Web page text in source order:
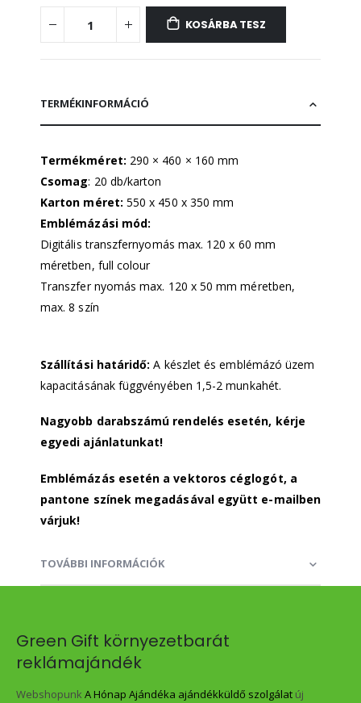
KOSÁRBA TESZ
TERMÉKINFORMÁCIÓ
Termékméret: 290 × 460 × 160 mm
Csomag: 20 db/karton
Karton méret: 550 x 450 x 350 mm
Emblémázási mód:
Digitális transzfernyomás max. 120 x 60 mm
méretben, full colour
Transzfer nyomás max. 120 x 50 mm méretben,
max. 8 szín
Szállítási határidő:A készlet és emblémázó üzem
kapacitásának függvényében 1,5-2 munkahét.
Nagyobb darabszámú rendelés esetén, kérje
egyedi ajánlatunkat!
Emblémázás esetén a vektoros céglogót, a
pantone színek megadásával együtt e-mailben
várjuk!
TOVÁBBI INFORMÁCIÓK
Green Gift környezetbarát
reklámajándék
Webshopunk A Hónap Ajándéka ajándékküldő szolgálat új